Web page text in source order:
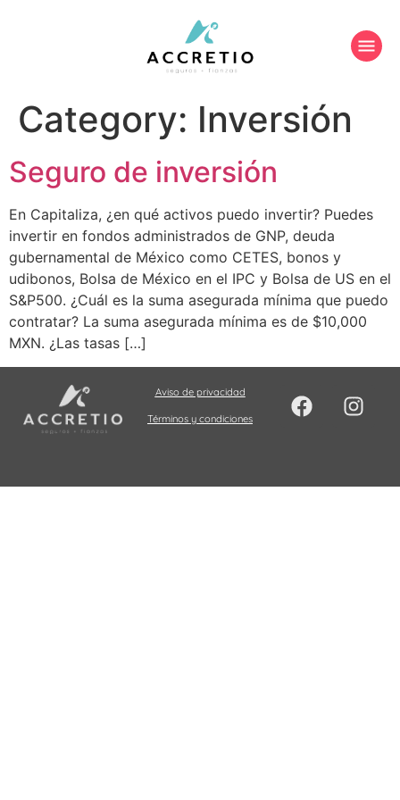
Category: Inversión
Seguro de inversión
En Capitaliza, ¿en qué activos puedo invertir? Puedes
invertir en fondos administrados de GNP, deuda
gubernamental de México como CETES, bonos y
udibonos, Bolsa de México en el IPC y Bolsa de US en el
S&P500. ¿Cuál es la suma asegurada mínima que puedo
contratar? La suma asegurada mínima es de $10,000
MXN. ¿Las tasas […]
Aviso de privacidad
Términos y condiciones